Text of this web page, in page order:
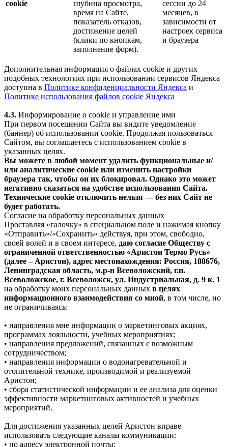
cookie
глубина просмотра,
время на Сайте,
показатель отказов,
достижение целей
(клики по кнопкам,
заполнение форм).
сессии до 24
месяцев, в
зависимости от
настроек сервиса
и браузера
Дополнительная информация о файлах cookie и других
подобных технологиях при использовании сервисов Яндекса
доступна в Политике конфиденциальности Яндекса и
Политике использования файлов cookie Яндекса
4.3. Информирование о cookie и управление ими
При первом посещении Сайта вы видите уведомление
(баннер) об использовании cookie. Продолжая пользоваться
Сайтом, вы соглашаетесь с использованием cookie в
указанных целях.
Вы можете в любой момент удалить функциональные и/
или аналитические cookie или изменить настройки
браузера так, чтобы он их блокировал. Однако это может
негативно сказаться на удобстве использования Сайта.
Технические cookie отключить нельзя — без них Сайт не
будет работать.
Согласие на обработку персональных данных
Проставляя «галочку» в специальном поле и нажимая кнопку
«Отправить»/«Сохранить» действуя, при этом, свободно,
своей волей и в своем интересе, даю согласие Обществу с
ограниченной ответственностью «Аристон Термо Русь»
(далее – Аристон), адрес местонахождения: Россия, 188676,
Ленинградская область, м.р-н Всеволожский, г.п.
Всеволожское, г. Всеволожск, ул. Индустриальная, д. 9 к. 1
на обработку моих персональных данных в целях
информационного взаимодействия со мной, в том числе, но
не ограничиваясь:
• направления мне информации о маркетинговых акциях,
программах лояльности, учебных мероприятиях;
• направления предложений, связанных с возможным
сотрудничеством;
• направления информации о водонагревательной и
отопительной технике, производимой и реализуемой
Аристон;
• сбора статистической информации и ее анализа для оценки
эффективности маркетинговых активностей и учебных
мероприятий.
Для достижения указанных целей Аристон вправе
использовать следующие каналы коммуникации:
• по адресу электронной почты;